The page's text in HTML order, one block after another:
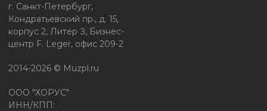
г. Санкт-Петербург,
Кондратьевский пр., д. 15,
корпус 2, Литер З, Бизнес-
центр F. Leger, офис 209-2
2014-2026 © Muzpl.ru
ООО "ХОРУС"
ИНН/КПП: